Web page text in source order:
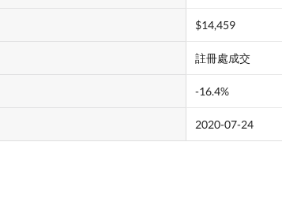
$14,459
註冊處成交
-16.4%
2020-07-24